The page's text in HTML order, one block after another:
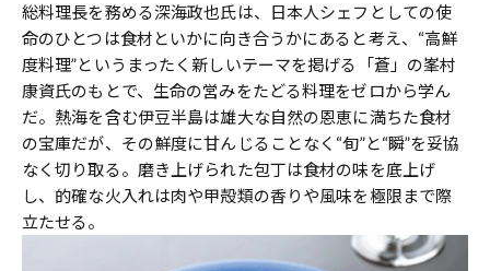
総料理長を務める深海政也氏は、日本人シェフとしての使
命のひとつは食材といかに向き合うかにあると考え、“高鮮
度料理”というまったく新しいテーマを掲げる「蒼」の峯村
康資氏のもとで、生命の営みをたどる料理をゼロから学ん
だ。熱海を含む伊豆半島は雄大な自然の恩恵に満ちた食材
の宝庫だが、その鮮度に甘んじることなく“旬”と“瞬”を妥協
なく切り取る。磨き上げられた包丁は食材の味を底上げ
し、的確な火入れは肉や甲殻類の香りや風味を極限まで際
立たせる。